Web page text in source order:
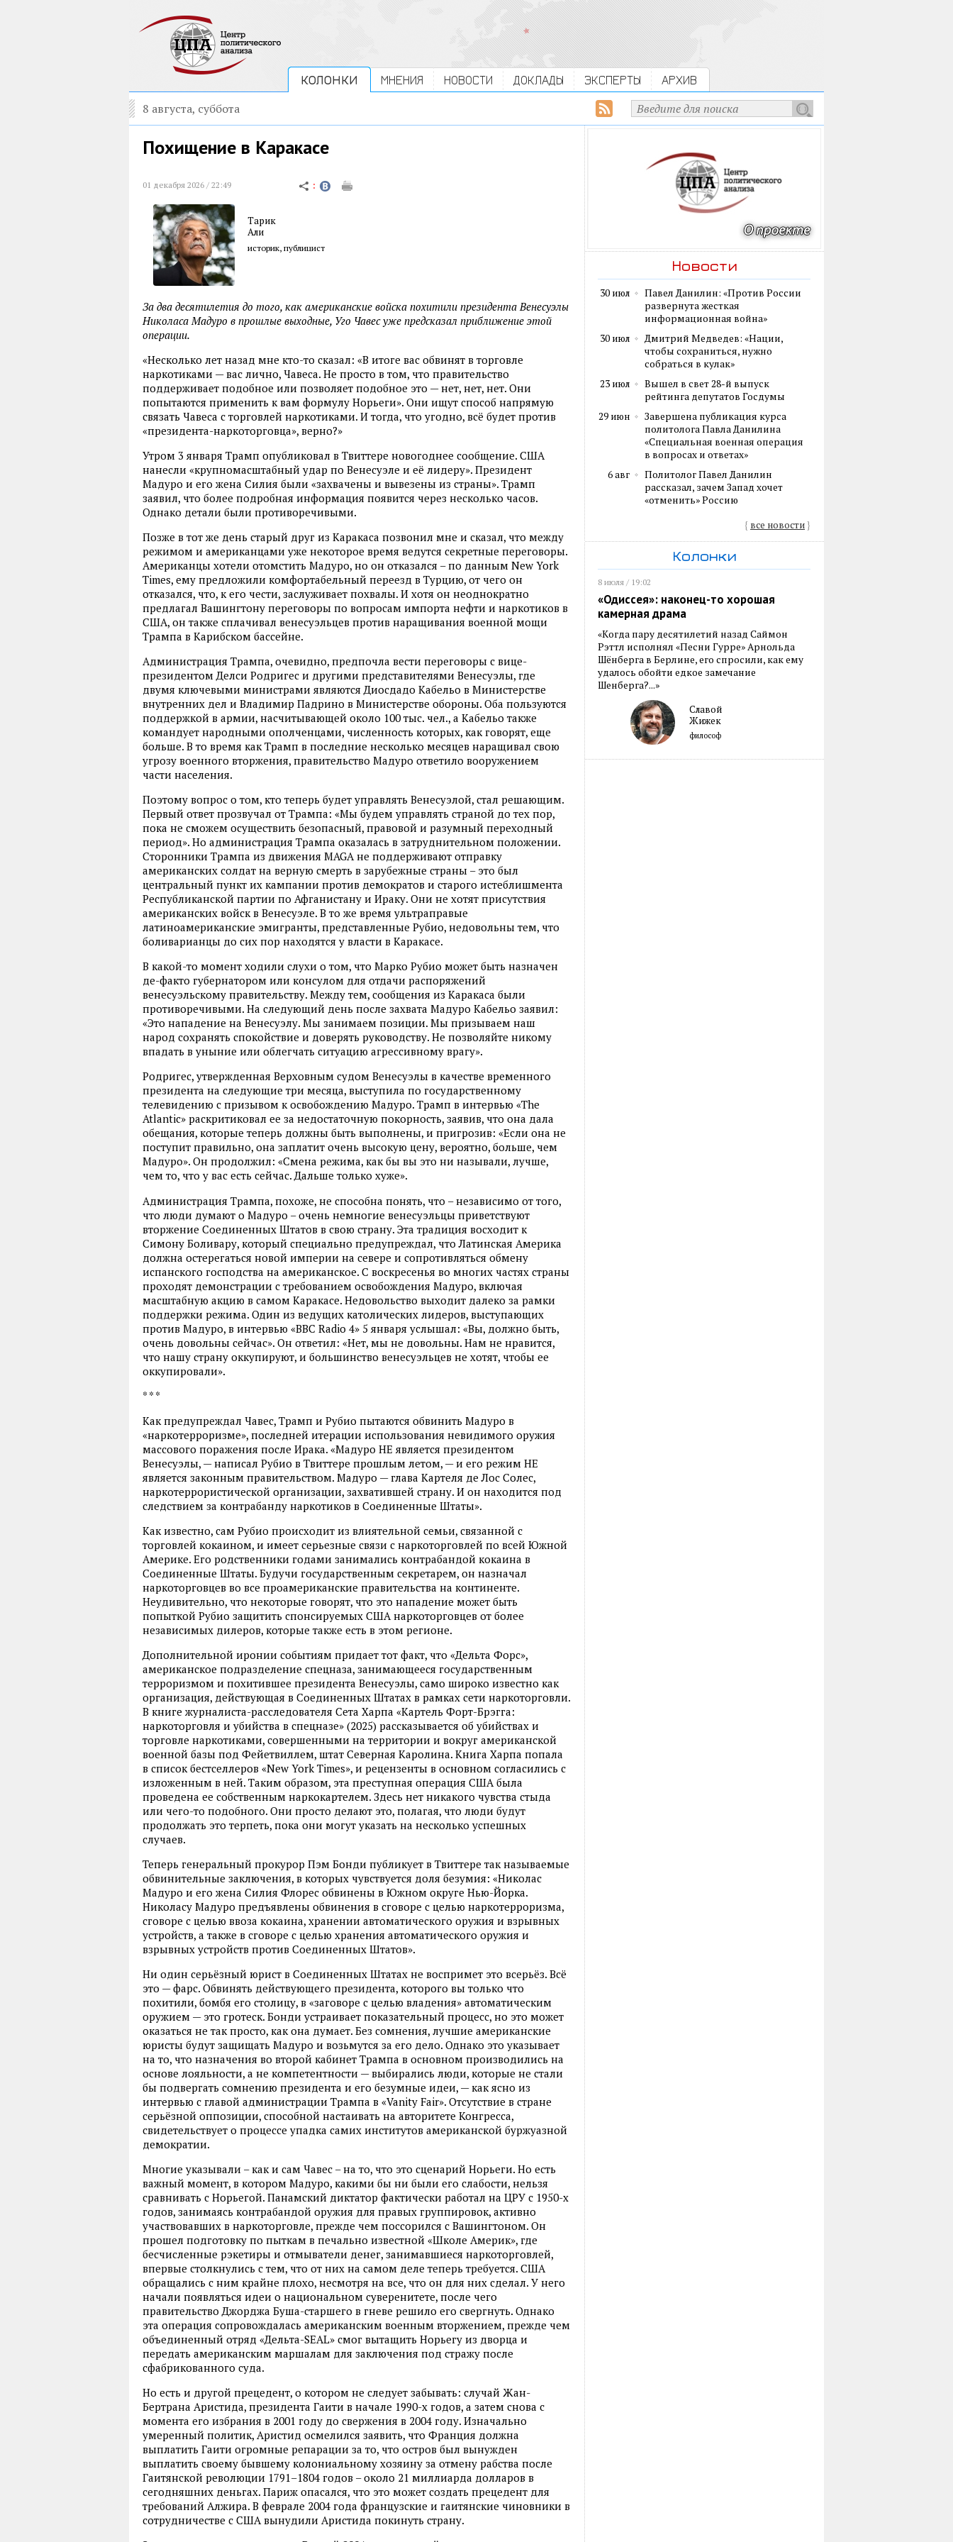
КОЛОНКИ МНЕНИЯ НОВОСТИ ДОКЛАДЫ ЭКСПЕРТЫ АРХИВ
8 августа, суббота
Похищение в Каракасе
01 декабря 2026 / 22:49
Тарик
Али
историк, публицист
За два десятилетия до того, как американские войска похитили президента Венесуэлы
Николаса Мадуро в прошлые выходные, Уго Чавес уже предсказал приближение этой
операции.
«Несколько лет назад мне кто-то сказал: «В итоге вас обвинят в торговле
наркотиками — вас лично, Чавеса. Не просто в том, что правительство
поддерживает подобное или позволяет подобное это — нет, нет, нет. Они
попытаются применить к вам формулу Норьеги». Они ищут способ напрямую
связать Чавеса с торговлей наркотиками. И тогда, что угодно, всё будет против
«президента-наркоторговца», верно?»
Утром 3 января Трамп опубликовал в Твиттере новогоднее сообщение. США
нанесли «крупномасштабный удар по Венесуэле и её лидеру». Президент
Мадуро и его жена Силия были «захвачены и вывезены из страны». Трамп
заявил, что более подробная информация появится через несколько часов.
Однако детали были противоречивыми.
Позже в тот же день старый друг из Каракаса позвонил мне и сказал, что между
режимом и американцами уже некоторое время ведутся секретные переговоры.
Американцы хотели отомстить Мадуро, но он отказался – по данным New York
Times, ему предложили комфортабельный переезд в Турцию, от чего он
отказался, что, к его чести, заслуживает похвалы. И хотя он неоднократно
предлагал Вашингтону переговоры по вопросам импорта нефти и наркотиков в
США, он также сплачивал венесуэльцев против наращивания военной мощи
Трампа в Карибском бассейне.
Администрация Трампа, очевидно, предпочла вести переговоры с вице-
президентом Делси Родригес и другими представителями Венесуэлы, где
двумя ключевыми министрами являются Диосдадо Кабельо в Министерстве
внутренних дел и Владимир Падрино в Министерстве обороны. Оба пользуются
поддержкой в армии, насчитывающей около 100 тыс. чел., а Кабельо также
командует народными ополченцами, численность которых, как говорят, еще
больше. В то время как Трамп в последние несколько месяцев наращивал свою
угрозу военного вторжения, правительство Мадуро ответило вооружением
части населения.
Поэтому вопрос о том, кто теперь будет управлять Венесуэлой, стал решающим.
Первый ответ прозвучал от Трампа: «Мы будем управлять страной до тех пор,
пока не сможем осуществить безопасный, правовой и разумный переходный
период». Но администрация Трампа оказалась в затруднительном положении.
Сторонники Трампа из движения MAGA не поддерживают отправку
американских солдат на верную смерть в зарубежные страны – это был
центральный пункт их кампании против демократов и старого истеблишмента
Республиканской партии по Афганистану и Ираку. Они не хотят присутствия
американских войск в Венесуэле. В то же время ультраправые
латиноамериканские эмигранты, представленные Рубио, недовольны тем, что
боливарианцы до сих пор находятся у власти в Каракасе.
В какой-то момент ходили слухи о том, что Марко Рубио может быть назначен
де-факто губернатором или консулом для отдачи распоряжений
венесуэльскому правительству. Между тем, сообщения из Каракаса были
противоречивыми. На следующий день после захвата Мадуро Кабельо заявил:
«Это нападение на Венесуэлу. Мы занимаем позиции. Мы призываем наш
народ сохранять спокойствие и доверять руководству. Не позволяйте никому
впадать в уныние или облегчать ситуацию агрессивному врагу».
Родригес, утвержденная Верховным судом Венесуэлы в качестве временного
президента на следующие три месяца, выступила по государственному
телевидению с призывом к освобождению Мадуро. Трамп в интервью «The
Atlantic» раскритиковал ее за недостаточную покорность, заявив, что она дала
обещания, которые теперь должны быть выполнены, и пригрозив: «Если она не
поступит правильно, она заплатит очень высокую цену, вероятно, больше, чем
Мадуро». Он продолжил: «Смена режима, как бы вы это ни называли, лучше,
чем то, что у вас есть сейчас. Дальше только хуже».
Администрация Трампа, похоже, не способна понять, что – независимо от того,
что люди думают о Мадуро – очень немногие венесуэльцы приветствуют
вторжение Соединенных Штатов в свою страну. Эта традиция восходит к
Симону Боливару, который специально предупреждал, что Латинская Америка
должна остерегаться новой империи на севере и сопротивляться обмену
испанского господства на американское. С воскресенья во многих частях страны
проходят демонстрации с требованием освобождения Мадуро, включая
масштабную акцию в самом Каракасе. Недовольство выходит далеко за рамки
поддержки режима. Один из ведущих католических лидеров, выступающих
против Мадуро, в интервью «BBC Radio 4» 5 января услышал: «Вы, должно быть,
очень довольны сейчас». Он ответил: «Нет, мы не довольны. Нам не нравится,
что нашу страну оккупируют, и большинство венесуэльцев не хотят, чтобы ее
оккупировали».
* * *
Как предупреждал Чавес, Трамп и Рубио пытаются обвинить Мадуро в
«наркотерроризме», последней итерации использования невидимого оружия
массового поражения после Ирака. «Мадуро НЕ является президентом
Венесуэлы, — написал Рубио в Твиттере прошлым летом, — и его режим НЕ
является законным правительством. Мадуро — глава Картеля де Лос Солес,
наркотеррористической организации, захватившей страну. И он находится под
следствием за контрабанду наркотиков в Соединенные Штаты».
Как известно, сам Рубио происходит из влиятельной семьи, связанной с
торговлей кокаином, и имеет серьезные связи с наркоторговлей по всей Южной
Америке. Его родственники годами занимались контрабандой кокаина в
Соединенные Штаты. Будучи государственным секретарем, он назначал
наркоторговцев во все проамериканские правительства на континенте.
Неудивительно, что некоторые говорят, что это нападение может быть
попыткой Рубио защитить спонсируемых США наркоторговцев от более
независимых дилеров, которые также есть в этом регионе.
Дополнительной иронии событиям придает тот факт, что «Дельта Форс»,
американское подразделение спецназа, занимающееся государственным
терроризмом и похитившее президента Венесуэлы, само широко известно как
организация, действующая в Соединенных Штатах в рамках сети наркоторговли.
В книге журналиста-расследователя Сета Харпа «Картель Форт-Брэгга:
наркоторговля и убийства в спецназе» (2025) рассказывается об убийствах и
торговле наркотиками, совершенными на территории и вокруг американской
военной базы под Фейетвиллем, штат Северная Каролина. Книга Харпа попала
в список бестселлеров «New York Times», и рецензенты в основном согласились с
изложенным в ней. Таким образом, эта преступная операция США была
проведена ее собственным наркокартелем. Здесь нет никакого чувства стыда
или чего-то подобного. Они просто делают это, полагая, что люди будут
продолжать это терпеть, пока они могут указать на несколько успешных
случаев.
Теперь генеральный прокурор Пэм Бонди публикует в Твиттере так называемые
обвинительные заключения, в которых чувствуется доля безумия: «Николас
Мадуро и его жена Силия Флорес обвинены в Южном округе Нью-Йорка.
Николасу Мадуро предъявлены обвинения в сговоре с целью наркотерроризма,
сговоре с целью ввоза кокаина, хранении автоматического оружия и взрывных
устройств, а также в сговоре с целью хранения автоматического оружия и
взрывных устройств против Соединенных Штатов».
Ни один серьёзный юрист в Соединенных Штатах не воспримет это всерьёз. Всё
это — фарс. Обвинять действующего президента, которого вы только что
похитили, бомбя его столицу, в «заговоре с целью владения» автоматическим
оружием — это гротеск. Бонди устраивает показательный процесс, но это может
оказаться не так просто, как она думает. Без сомнения, лучшие американские
юристы будут защищать Мадуро и возьмутся за его дело. Однако это указывает
на то, что назначения во второй кабинет Трампа в основном производились на
основе лояльности, а не компетентности — выбирались люди, которые не стали
бы подвергать сомнению президента и его безумные идеи, — как ясно из
интервью с главой администрации Трампа в «Vanity Fair». Отсутствие в стране
серьёзной оппозиции, способной настаивать на авторитете Конгресса,
свидетельствует о процессе упадка самих институтов американской буржуазной
демократии.
Многие указывали – как и сам Чавес – на то, что это сценарий Норьеги. Но есть
важный момент, в котором Мадуро, какими бы ни были его слабости, нельзя
сравнивать с Норьегой. Панамский диктатор фактически работал на ЦРУ с 1950-х
годов, занимаясь контрабандой оружия для правых группировок, активно
участвовавших в наркоторговле, прежде чем поссорился с Вашингтоном. Он
прошел подготовку по пыткам в печально известной «Школе Америк», где
бесчисленные рэкетиры и отмыватели денег, занимавшиеся наркоторговлей,
впервые столкнулись с тем, что от них на самом деле теперь требуется. США
обращались с ним крайне плохо, несмотря на все, что он для них сделал. У него
начали появляться идеи о национальном суверенитете, после чего
правительство Джорджа Буша-старшего в гневе решило его свергнуть. Однако
эта операция сопровождалась американским военным вторжением, прежде чем
объединенный отряд «Дельта-SEAL» смог вытащить Норьегу из дворца и
передать американским маршалам для заключения под стражу после
сфабрикованного суда.
Но есть и другой прецедент, о котором не следует забывать: случай Жан-
Бертрана Аристида, президента Гаити в начале 1990-х годов, а затем снова с
момента его избрания в 2001 году до свержения в 2004 году. Изначально
умеренный политик, Аристид осмелился заявить, что Франция должна
выплатить Гаити огромные репарации за то, что остров был вынужден
выплатить своему бывшему колониальному хозяину за отмену рабства после
Гаитянской революции 1791–1804 годов – около 21 миллиарда долларов в
сегодняшних деньгах. Париж опасался, что это может создать прецедент для
требований Алжира. В феврале 2004 года французские и гаитянские чиновники в
сотрудничестве с США вынудили Аристида покинуть страну.
Новости
30 июл
Павел Данилин: «Против России
развернута жесткая
информационная война»
30 июл
Дмитрий Медведев: «Нации,
чтобы сохраниться, нужно
собраться в кулак»
23 июл
Вышел в свет 28-й выпуск
рейтинга депутатов Госдумы
29 июн
Завершена публикация курса
политолога Павла Данилина
«Специальная военная операция
в вопросах и ответах»
6 авг
Политолог Павел Данилин
рассказал, зачем Запад хочет
«отменить» Россию
{ все новости}
Колонки
8 июля / 19:02
«Одиссея»: наконец-то хорошая
камерная драма
«Когда пару десятилетий назад Саймон
Рэттл исполнял «Песни Гурре» Арнольда
Шёнберга в Берлине, его спросили, как ему
удалось обойти едкое замечание
Шенберга?...»
Славой
Жижек
философ